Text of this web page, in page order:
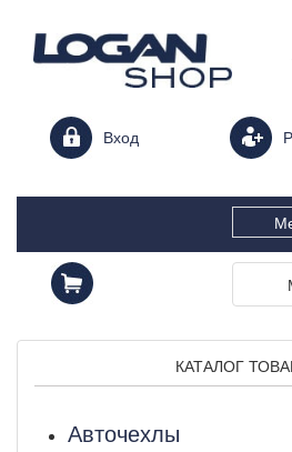
Вход Login form
КАТАЛОГ
Авточехлы